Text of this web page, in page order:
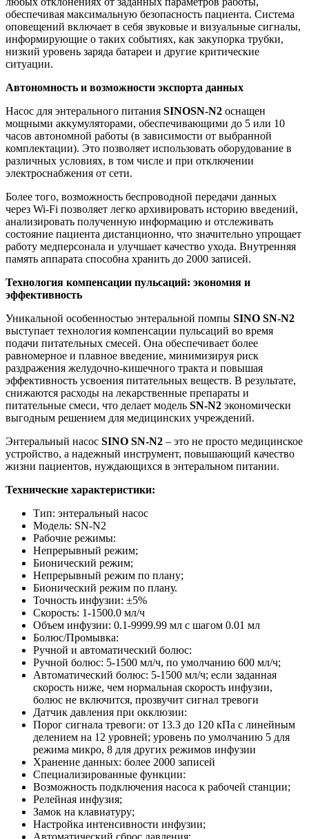
обеспечивая максимальную безопасность пациента. Система
оповещений включает в себя звуковые и визуальные сигналы,
информирующие о таких событиях, как закупорка трубки,
низкий уровень заряда батареи и другие критические
ситуации.
Автономность и возможности экспорта данных
Насос для энтерального питания SINOSN-N2 оснащен
мощными аккумуляторами, обеспечивающими до 5 или 10
часов автономной работы (в зависимости от выбранной
комплектации). Это позволяет использовать оборудование в
различных условиях, в том числе и при отключении
электроснабжения от сети.
Более того, возможность беспроводной передачи данных
через Wi-Fi позволяет легко архивировать историю введений,
анализировать полученную информацию и отслеживать
состояние пациента дистанционно, что значительно упрощает
работу медперсонала и улучшает качество ухода. Внутренняя
память аппарата способна хранить до 2000 записей.
Технология компенсации пульсаций: экономия и
эффективность
Уникальной особенностью энтеральной помпы SINO SN-N2
выступает технология компенсации пульсаций во время
подачи питательных смесей. Она обеспечивает более
равномерное и плавное введение, минимизируя риск
раздражения желудочно-кишечного тракта и повышая
эффективность усвоения питательных веществ. В результате,
снижаются расходы на лекарственные препараты и
питательные смеси, что делает модель SN-N2 экономически
выгодным решением для медицинских учреждений.
Энтеральный насос SINO SN-N2 – это не просто медицинское
устройство, а надежный инструмент, повышающий качество
жизни пациентов, нуждающихся в энтеральном питании.
Технические характеристики:
Тип: энтеральный насос
Модель: SN-N2
Рабочие режимы:
Непрерывный режим;
Бионический режим;
Непрерывный режим по плану;
Бионический режим по плану.
Точность инфузии: ±5%
Скорость: 1-1500.0 мл/ч
Объем инфузии: 0.1-9999.99 мл с шагом 0.01 мл
Болюс/Промывка:
Ручной и автоматический болюс:
Ручной болюс: 5-1500 мл/ч, по умолчанию 600 мл/ч;
Автоматический болюс: 5-1500 мл/ч; если заданная
скорость ниже, чем нормальная скорость инфузии,
болюс не включится, прозвучит сигнал тревоги
Датчик давления при окклюзии:
Порог сигнала тревоги: от 13.3 до 120 кПа с линейным
делением на 12 уровней; уровень по умолчанию 5 для
режима микро, 8 для других режимов инфузии
Хранение данных: более 2000 записей
Специализированные функции:
Возможность подключения насоса к рабочей станции;
Релейная инфузия;
Замок на клавиатуру;
Настройка интенсивности инфузии;
Автоматический сброс давления;